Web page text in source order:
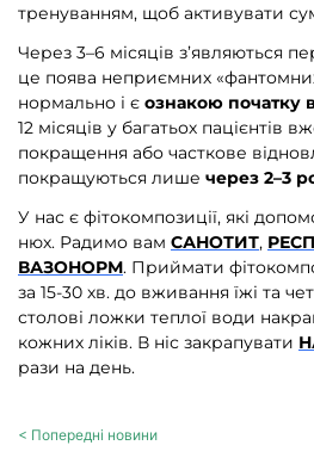
тренуванням, щоб активувати
Через 3–6 місяців з’являються
це поява неприємних
нормально і є ознакою початку
12 місяців у багатьох пацієнтів
покращення або часткове
покращуються лише через 2–3
У нас є фітокомпозиції, які
нюх. Радимо вам САНОТИТ,
ВАЗОНОРМ. Приймати
за 15-30 хв. до вживання їжі та
столові ложки теплої води
кожних ліків. В ніс закрапувати
рази на день.
< Попередні новини